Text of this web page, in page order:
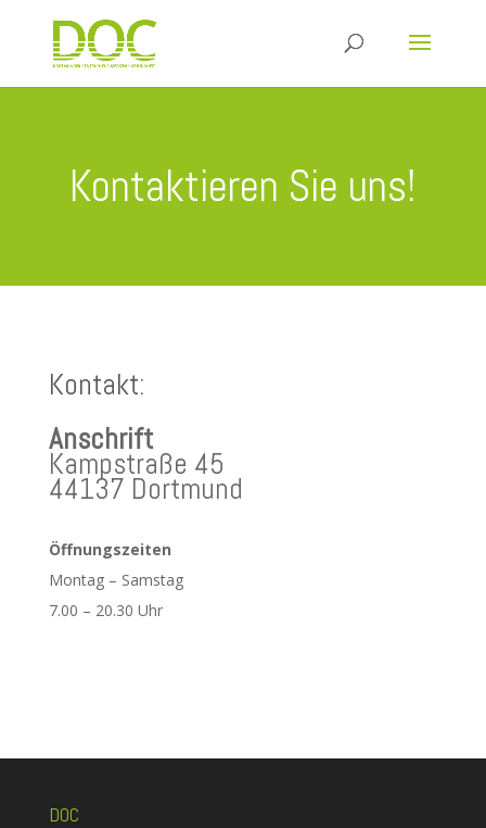
Kontaktieren Sie uns!
Kontakt:
Anschrift
Kampstraße 45
44137 Dortmund
Öffnungszeiten
Montag – Samstag
7.00 – 20.30 Uhr
DOC